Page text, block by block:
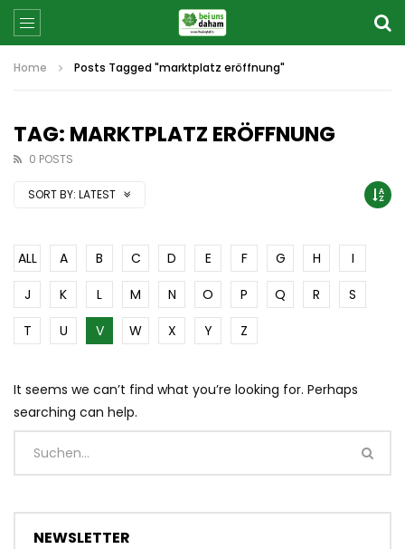
Home Posts Tagged "marktplatz eröffnung"
TAG: MARKTPLATZ ERÖFFNUNG
0 POSTS
SORT BY: LATEST
ALL A B C D E F G H
I
J
K L M N O P Q R
S
T
U V W X Y Z
It seems we can’t find what you’re looking for. Perhaps
searching can help.
NEWSLETTER